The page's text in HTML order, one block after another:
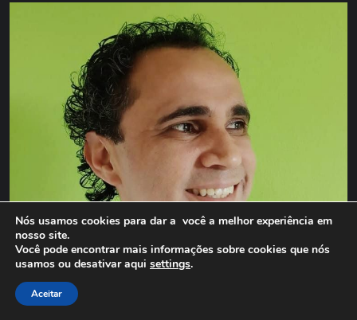
Nós usamos cookies para dar a você a melhor experiência em
nosso site.
Você pode encontrar mais informações sobre cookies que nós
usamos ou desativar aqui settings.
Aceitar